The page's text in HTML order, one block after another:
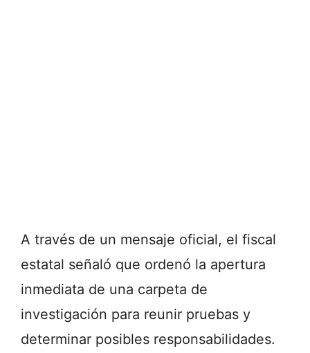
A través de un mensaje oficial, el fiscal
estatal señaló que ordenó la apertura
inmediata de una carpeta de
investigación para reunir pruebas y
determinar posibles responsabilidades.